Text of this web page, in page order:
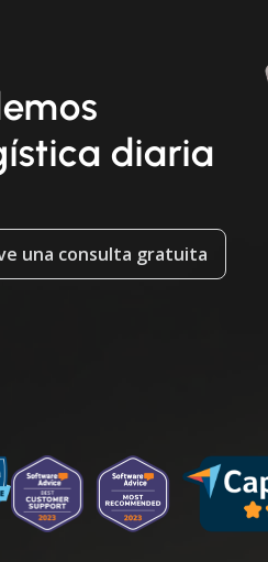
diaria
una consulta gratuita